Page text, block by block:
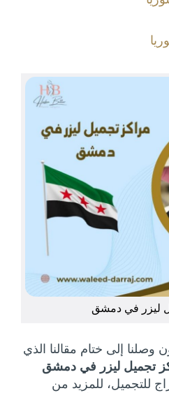
ليزر في دمشق
وصلنا إلى ختام مقالنا الذي
تجميل ليزر في دمشق
للتجميل، للمزيد من